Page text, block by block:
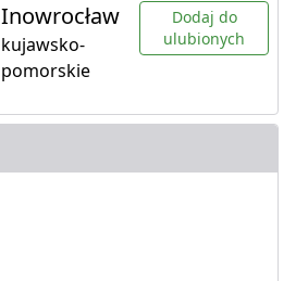
Inowrocław
kujawsko-
pomorskie
Dodaj do
ulubionych